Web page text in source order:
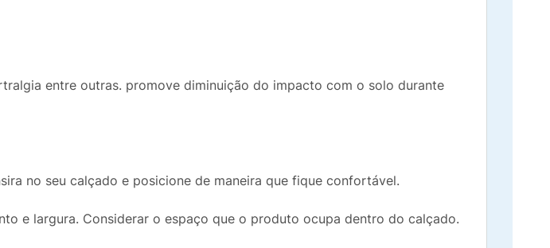
entre outras. promove diminuição do impacto com o solo durante
no seu calçado e posicione de maneira que fique confortável.
e largura. Considerar o espaço que o produto ocupa dentro do calçado.